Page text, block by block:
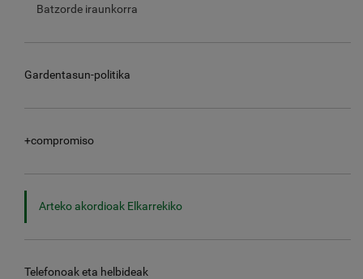
Batzorde iraunkorra
Gardentasun-politika
+compromiso
Arteko akordioak Elkarrekiko
Telefonoak eta helbideak